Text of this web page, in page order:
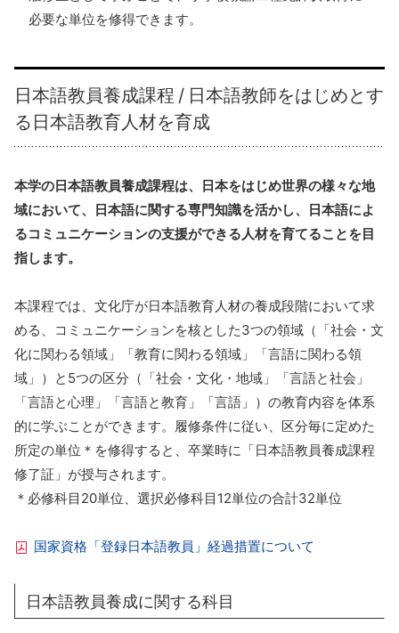
必要な単位を修得できます。
⽇本語教員養成課程 / ⽇本語教師をはじめとす
る⽇本語教育⼈材を育成
本学の⽇本語教員養成課程は、⽇本をはじめ世界の様々な地
域において、⽇本語に関する専⾨知識を活かし、⽇本語によ
るコミュニケーションの⽀援ができる⼈材を育てることを⽬
指します。
本課程では、⽂化庁が⽇本語教育⼈材の養成段階において求
める、コミュニケーションを核とした3つの領域（「社会・⽂
化に関わる領域」「教育に関わる領域」「⾔語に関わる領
域」）と5つの区分（「社会・⽂化・地域」「⾔語と社会」
「⾔語と⼼理」「⾔語と教育」「⾔語」）の教育内容を体系
的に学ぶことができます。履修条件に従い、区分毎に定めた
所定の単位＊を修得すると、卒業時に「⽇本語教員養成課程
修了証」が授与されます。
＊必修科⽬20単位、選択必修科⽬12単位の合計32単位
国家資格「登録日本語教員」経過措置について
日本語教員養成に関する科目